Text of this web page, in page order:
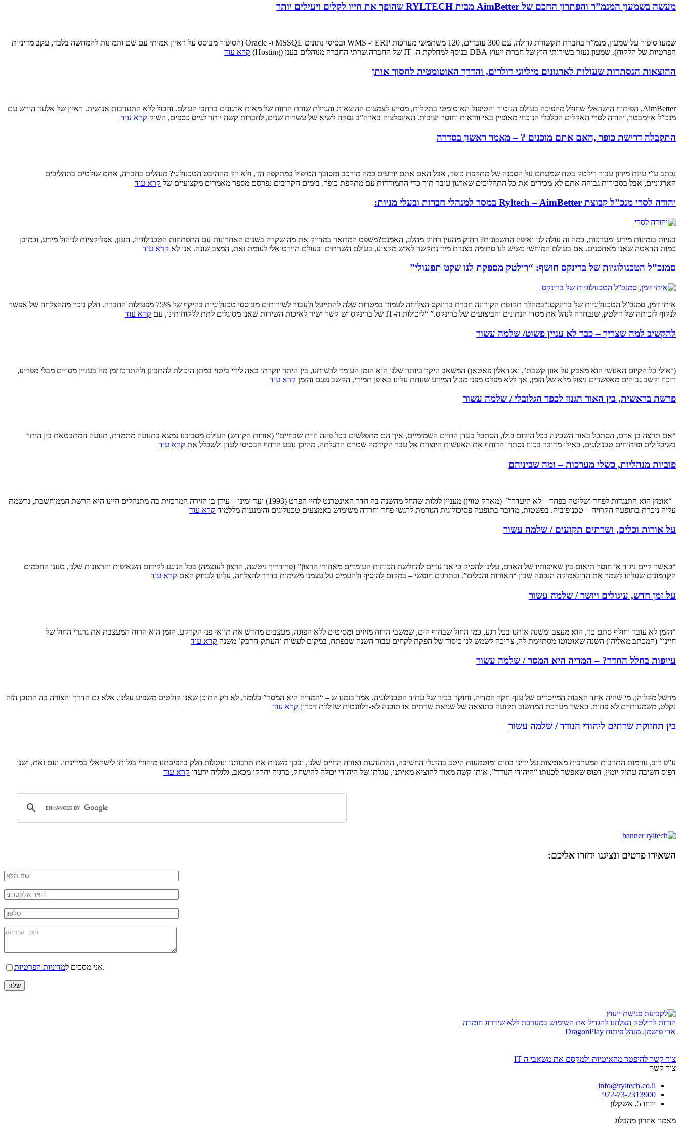
מעשה בשמעון המנמ”ר והפתרון החכם של AimBetter מבית RYLTECH שהופך את חייו לקלים ויעילים יותר
שמעו סיפור על שמעון, מנמ”ר בחברת תקשורת גדולה, עם 300 עובדים, 120 משתמשי מערכות ERP ו- WMS ובסיסי נתונים MSSQL ו- Oracle (הסיפור מבוסס על ראיון אמיתי עם שם ותמונות להמחשה בלבד, עקב מדיניות
הפרטיות של הלקוח). שמעון נעזר בשירותי חוץ של חברת ייעוץ DBA בנוסף למחלקת ה- IT של החברה.שרתי החברה מנוהלים בענן (Hosting)
קרא עוד
ההוצאות הנסתרות שעולות לארגונים מיליוני דולרים, והדרך האוטומטית לחסוך אותן
AimBetter, הפיתוח הישראלי שחולל מהפיכה בעולם הניטור והטיפול האוטומטי בתקלות, מסייע לצמצום ההוצאות והגדלת שורת הרווח של מאות ארגונים ברחבי העולם. והכול ללא התערבות אנושית. ראיון של אלעד הירש עם
מנכ”ל איימבטר, יהודה לסרי האקלים הכלכלי הנוכחי מאופיין באי וודאות וחוסר יציבות. האינפלציה בארה”ב נסקה לשיא של עשרות שנים, לחברות קשה יותר לגייס כספים, השוק קרא עוד
התקבלה דרישת כופר ,האם אתם מוכנים ?‎‎ – מאמר ראשון בסדרה
נכתב ע”י עינת מירון עבור רילטק בטח שמעתם על הסכנה של מתקפת כופר, אבל האם אתם יודעים כמה מורכב ומסובך הטיפול במתקפה הזו, ולא רק מההיבט הטכנולוגי? מנהלים בחברה, אתם שולטים בתהליכים
הארגוניים, אבל בסבירות גבוהה אתם לא מכירים את כל התהליכים שארגון עובר תוך כדי התמודדות עם מתקפת כופר. בימים הקרובים נפרסם מספר מאמרים מקצועיים של קרא עוד
יהודה לסרי מנכ”ל קבוצת Ryltech – AimBetter במסר למנהלי חברות ובעלי מניות:
בעיות בזמינות מידע ומערכות, כמה זה עולה לנו ואיפה החשבונית? רחוק מהעין רחוק מהלב, האמנם?משפט המתאר במדויק את מה שקרה בשנים האחרונות עם התפתחות הטכנולוגיה, הענן, אפליקציות לניהול מידע, וכמובן
כמות הדאטה שאנו מאחסנים. אם בעולם המוחשי כשיש לנו סתימה בצנרת מיד נתקשר לאיש מקצוע, בעולם השרתים ובעולם הוירטואלי לעומת זאת, המצב שונה. אנו לא קרא עוד
סמנכ”ל הטכנולוגיות של ברינקס חושף: “רילטק מספקת לנו שקט תפעולי”
איתי זימן, סמנכ”ל הטכנולוגיות של ברינקס:“במהלך תקופת הקורונה חברת ברינקס הצליחה לעמוד במטרות שלה להתייעל ולעבור לשירותים מבוססי טכנולוגיות בהיקף של 75% מפעילות החברה. חלק ניכר מההצלחה של אפשר
לנקוף לזכותה של רילטק, שנבחרה לנהל את מסדי הנתונים והביצועים של ברינקס.” “ליכולות ה-IT של ברינקס יש קשר ישיר לאיכות השירות שאנו מסוגלים לתת ללקוחותינו, עם
קרא עוד
להקשיב למה שצריך – כבר לא עניין פשוט/ שלמה עשור
(‘אולי כל הקיום האנושי הוא מאבק על אוזן קשבת’, ואגדאלין פאטאן) המשאב היקר ביותר שלנו הוא הזמן העומד לרשותנו, בין היתר יוקרתו באה לידי ביטוי במתן היכולת להתבונן ולהתרכז זמן מה בעניין מסויים מבלי מפריע,
ריכוז וקשב גבוהים מאפשרים ניצול מלא של הזמן, אך ללא מפלט מפני מבול המידע שנוחת עלינו באופן תמידי, הקשב נפגם והזמן קרא עוד
פרשת בראשית, בין האור הגנוז לכפר הגלובלי / שלמה עשור
“אם תרצה בן אדם, הסתכל באור השכינה בכל היקום כולו, הסתכל בעדן החיים השמימיים, איך הם מתפלשים בכל פינה וזוית שבחיים” (אורות הקודש) העולם מסביבנו נמצא בתנועה מתמדת, תנועה המתבטאת בין היתר
בשיכלולים ופיתוחים טכנולוגים, כאילו מדובר בכוח נסתר הדוחף את האנושות היוצרת אל עבר הקידמה שטרם התגלתה. מהיכן נובע הדחף הבסיסי לעדן ולשכלל את קרא עוד
פוביות מנהליות, כשלי מערכות – ומה שביניהם
“אומץ הוא התנגדות לפחד ושליטה בפחד – לא היעדרו” (מארק טווין) מעניין לגלות שהחל מהשנה בה חדר האינטרנט לחיי הפרט (1993) ועד ימינו – עידן בו הזירה המרכזית בה מתנהלים חיינו היא הרשת הממוחשבת, נרשמת
עליה ניכרת בתופעה הקרויה – טכנופוביה. בפשטות, מדובר בתופעה פסיכולוגית הגורמת לרגשי פחד וחרדה משימוש באמצעים טכנולוגים והימנעות מללמוד קרא עוד
על אורות וכלים, ושרתים תקועים / שלמה עשור
“כאשר קיים ניגוד או חוסר תיאום בין שאיפותיו של האדם, עלינו להסיק כי אנו עדים להחלשת הכוחות העומדים מאחורי הרצון” (פרידריך ניטשה, הרצון לעוצמה) בכל הנוגע לקידום השאיפות והרצונות שלנו, טענו החכמים
הקדמונים שעלינו לשמר את הדינאמיקה הנכונה שבין “האורות והכלים”. ובתרגום חופשי – במקום להוסיף ולהעמיס על עצמנו משימות בדרך להצלחה, עלינו לבדוק האם קרא עוד
על זמן חדש, עיגולים ויושר / שלמה עשור
“הזמן לא עובר וחולף סתם כך, הוא מעצב ומשנה אותנו בכל רגע, כמו החול שבחוף הים, שמשבי הרוח מזיזים ומסיטים ללא הפוגה, מעצבים מחדש את תוואי פני הקרקע. הזמן הוא הרוח המעצבת את גרגרי החול של
חיינו“ (המכתב מאליהו) השנה שאוטוטו מסתיימת לה, צריכה לשמש לנו כיסוד של הפקת לקחים עבור השנה שבפתח, במקום לעשות ‘העתק-הדבק’ משנה קרא עוד
עייפות בחלל החדר? – המדיה היא המסר / שלמה עשור
מרשל מקלוהן, מי שהיה אחד האבות המייסדים של ענף חקר המדיה, וחוקר בכיר של עתיד הטכנולוגיה, אמר בזמנו ש – “המדיה היא המסר” כלומר, לא רק התוכן שאנו קולטים משפיע עלינו, אלא גם הדרך והצורה בה התוכן הזה
נקלט, משמעותיים לא פחות. כאשר מערכת המחשוב תקועה כתוצאה של שגיאת שרתים או תוכנה לא-רלוונטית שזוללת זיכרון קרא עוד
בין תחזוקת שרתים ליהודי הנודד / שלמה עשור
ע”פ רוב, נורמות התרבות המערבית מאומצות על ידינו בחום ומוטמעות היטב בהרגלי החשיבה, ההתנהגות ואורח החיים שלנו, ובכך משנות את תרבותנו ונוטלות חלק בהפיכתנו מיהודי בגלותו לישראלי במדינתו. ועם זאת, ישנו
דפוס חשיבה עתיק יומין, דפוס שאפשר לכנותו “היהודי הנודד”, אותו קשה מאוד להוציא מאיתנו, עגלתו של היהודי יכולה להישחק, ברגיה יחרקו מכאב, גלגליה ירעדו קרא עוד
השאירו פרטים ונציגנו יחזרו אליכם:
אני מסכים למדיניות הפרטיות .
הודות לרילטק הצלחנו להגדיל את השימוש במערכת ללא שידרוג חומרה
אדי פישמן, מנהל פיתוח DragonPlay
צור קשר להיפטר מהאיטיות ולמקסם את משאבי ה IT
צור קשר
info@ryltech.co.il
972-73-2313900
ירחו 5, אשקלון
מאמר אחרון מהבלוג